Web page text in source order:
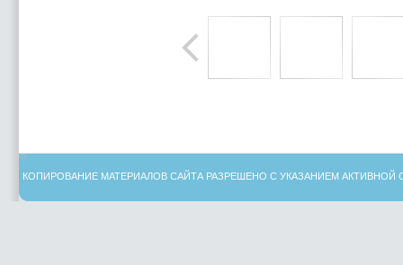
КОПИРОВАНИЕ МАТЕРИАЛОВ САЙТА РАЗРЕШЕНО С УКАЗАНИЕМ АКТИВНОЙ